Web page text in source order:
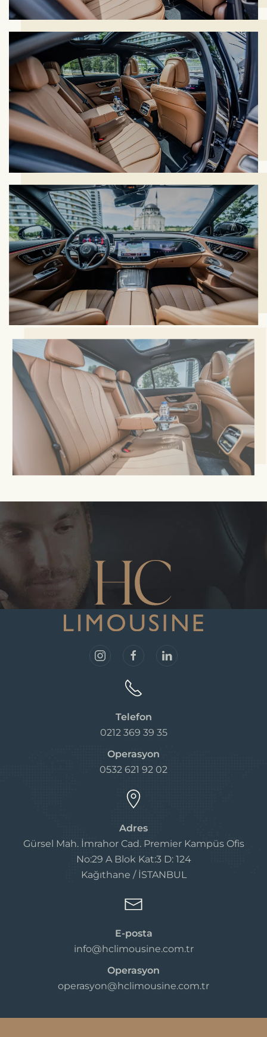
Telefon
0212 369 39 35
Operasyon
0532 621 92 02
Adres
Gürsel Mah. İmrahor Cad. Premier Kampüs Ofis
No:29 A Blok Kat:3 D: 124
Kağıthane / İSTANBUL
E-posta
info@hclimousine.com.tr
Operasyon
operasyon@hclimousine.com.tr